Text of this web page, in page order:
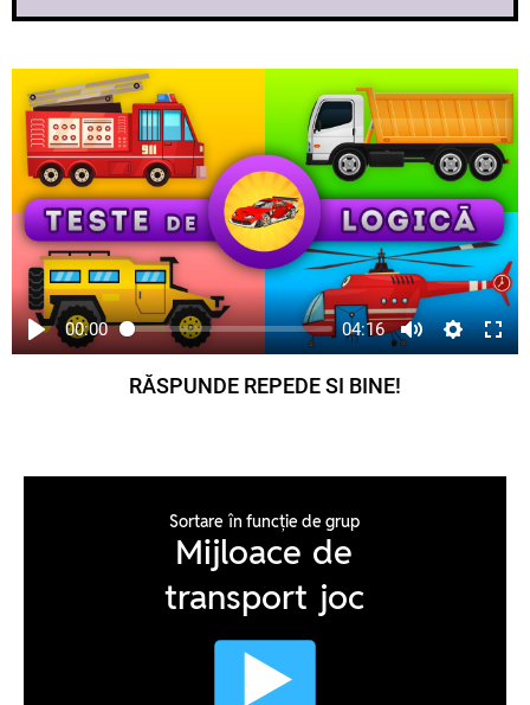
00:00 04:16
RĂSPUNDE REPEDE SI BINE!